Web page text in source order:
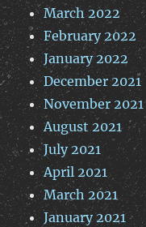
March 2022
February 2022
January 2022
December 2021
November 2021
August 2021
July 2021
April 2021
March 2021
January 2021